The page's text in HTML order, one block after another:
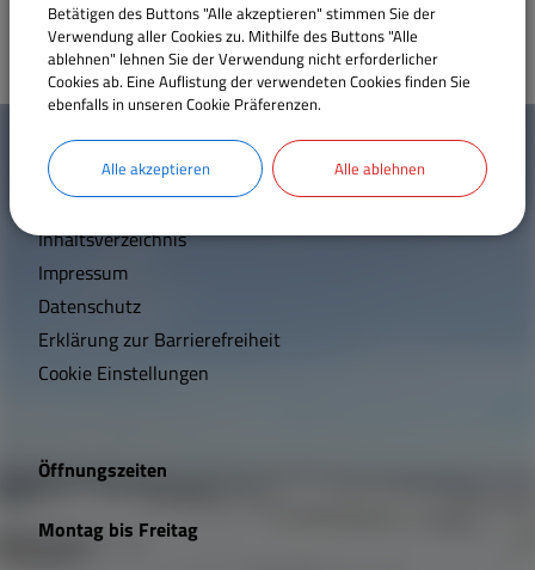
W
c
h
t
i
e
L
Mehr entdecken
Kontakt
Inhaltsverzeichnis
Impressum
Datenschutz
Erklärung zur Barrierefreiheit
Cookie Einstellungen
Öffnungszeiten
Montag bis Freitag
Betätigen des Buttons "Alle akzeptieren" stimmen Sie der
Verwendung aller Cookies zu. Mithilfe des Buttons "Alle
ablehnen" lehnen Sie der Verwendung nicht erforderlicher
Cookies ab. Eine Auflistung der verwendeten Cookies finden Sie
ebenfalls in unseren Cookie Präferenzen.
Alle akzeptieren Alle ablehnen